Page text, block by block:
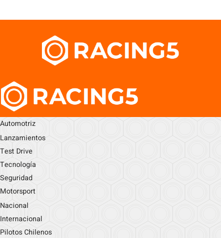
Automotriz
Lanzamientos
Test Drive
Tecnología
Seguridad
Motorsport
Nacional
Internacional
Pilotos Chilenos